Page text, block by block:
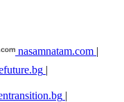
nasamnatam.com |
|
|